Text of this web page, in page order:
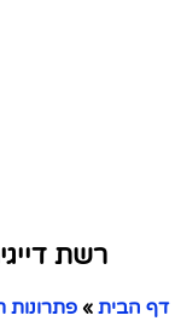
רשת
דף הבית »